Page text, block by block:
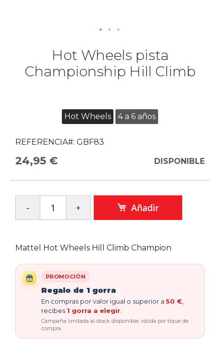
Hot Wheels pista
Championship Hill Climb
Hot Wheels 4 a 6 años
REFERENCIA#: GBF83
24,95 € DISPONIBLE
Añadir
Mattel Hot Wheels Hill Climb Champion
PROMOCIÓN
Regalo de 1 gorra
En compras por valor igual o superior a 50 €
recibes 1 gorra a elegir
Campaña limitada al stock disponible, válida por tique de
compra.